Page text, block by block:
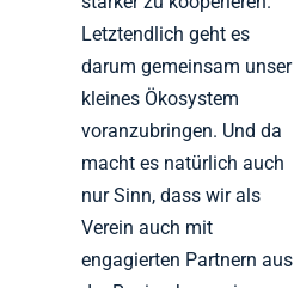
Letztendlich geht es
darum gemeinsam unser
kleines Ökosystem
voranzubringen. Und da
macht es natürlich auch
nur Sinn, dass wir als
Verein auch mit
engagierten Partnern aus